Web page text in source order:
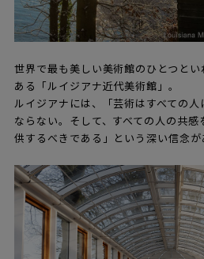
世界で最も美しい美術館のひとつと
ある「ルイジアナ近代美術館」。
ルイジアナには、「芸術はすべての
ならない。そして、すべての人の共
供するべきである」という深い信念が